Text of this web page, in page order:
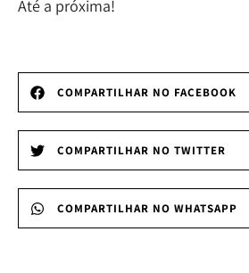
Até a próxima!
COMPARTILHAR NO FACEBOOK
COMPARTILHAR NO TWITTER
COMPARTILHAR NO WHATSAPP